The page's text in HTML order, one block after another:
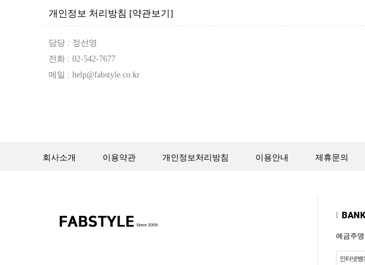
개인정보 처리방침 [약관보기]
담당 : 정선영
전화 : 02-542-7677
메일 : help@fabstyle.co.kr
회사소개 이용약관 개인정보처리방침 이용안내 제휴문의
예금주
인터넷뱅